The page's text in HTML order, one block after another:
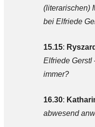
(literarischen)
bei Elfriede
15.15:
Elfriede Gerstl
immer?
16.30:
abwesend